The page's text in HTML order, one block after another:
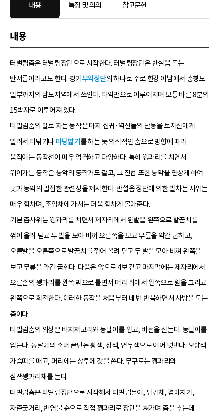
내용 특징 및 의의 참고문헌
내용
터벌림춤은 터벌림장단으로 시작한다. 터벌림장단은 반설음 또는
반서름이라고도 한다. 경기 무악장단의 하나로 주로 한강 이남에서 충청도
일부까지의 남도지역에서 쓰인다. 타악만으로 이루어지며 보통 바른 8분의
15박자로 이루어져 있다.
터벌림춤의 발로 차는 동작은 마치 잡귀·역신들의 난동을 토지신에게
알려서 터닦기나 마당밟기 를 하는 듯 의식적인 춤으로 방향에 따라
움직이는 동작선이 매우 엄격하고 다양하다. 특히 꽹과리를 치면서
뛰어가는 동작은 농악의 동작과도 같고, 그 진법 또한 농악을 연상케 하여
굿과 농악의 밀접한 관련성을 제시한다. 반설음 장단에 의한 발차는 사위는
매우 힘차며, 조임채에 가서는 더욱 힘차게 몰아준다.
기본 춤사위는 꽹과리를 치면서 제자리에서 왼발을 왼쪽으로 발꿈치를
꺾어 올려 딛고 두 발을 모아 비껴 오른쪽을 보고 무릎을 약간 굽히고,
오른발을 오른쪽으로 발꿈치를 꺾어 올려 딛고 두 발을 모아 비껴 왼쪽을
보고 무릎을 약간 굽힌다. 다음은 앞으로 4보 걷고 마지막에는 제자리에서
오른손의 꽹과리를 왼쪽 밖으로 틀면서 머리 위에서 왼쪽으로 원을 그리고
왼쪽으로 회전한다. 이러한 동작을 처음부터 네 번 반복하면서 사방을 도는
춤이다.
터벌림춤의 의상은 바지저고리와 동달이를 입고, 버선을 신는다. 동달이를
입는다. 동달이의 소매 끝단은 황색, 청색, 연두색으로 이어 덧댄다. 오방색
가슴띠를 매고, 머리에는 상투에 갓을 쓴다. 무구로는 꽹과리와
삼색꽹과리채를 든다.
터벌림춤은 터벌림장단으로 시작해서 터벌림몰이, 넘김채, 겹마치기,
자즌굿거리, 반염불 순으로 직접 꽹과리로 장단을 쳐가며 춤을 추는데